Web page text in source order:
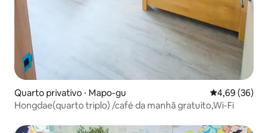
Quarto privativo ⋅ Mapo-gu 4,69 de uma
4,69 (36)
Hongdae(quarto triplo) /café da manhã gratuito,Wi-Fi